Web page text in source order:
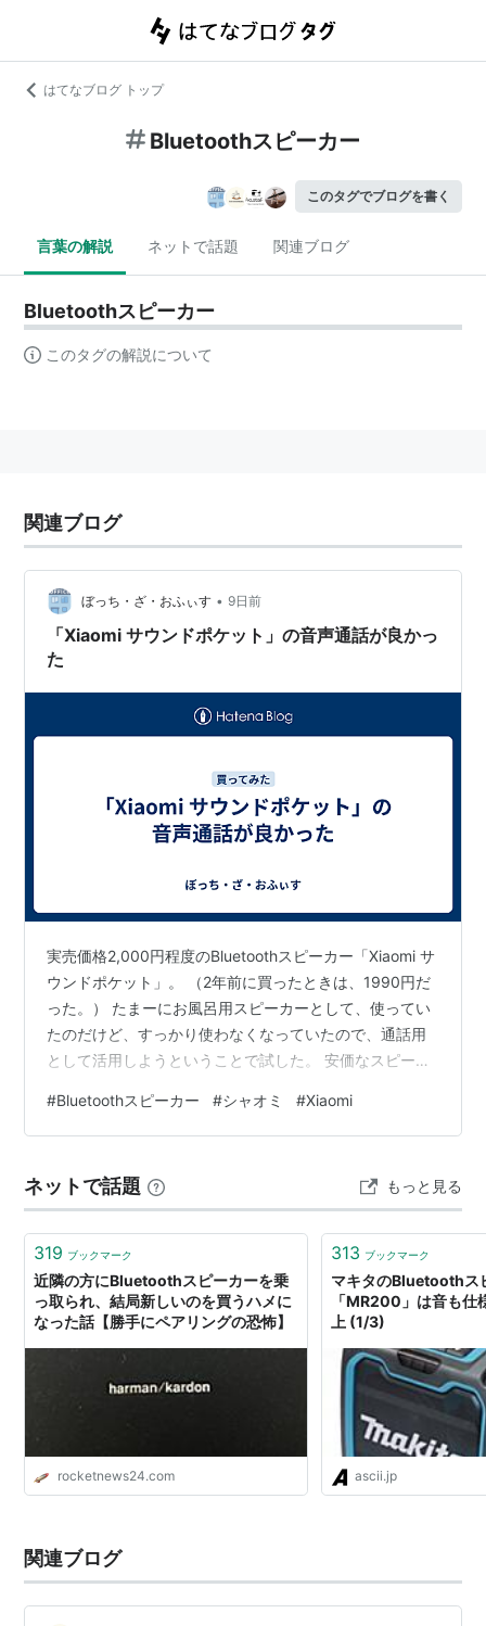
はてなブログ トップ
Bluetoothスピーカー
このタグでブログを書く
言葉の解説 ネットで話題 関連ブログ
Bluetoothスピーカー
このタグの解説について
関連ブログ
ぼっち・ざ・おふぃす • 9日前
「Xiaomi サウンドポケット」の音声通話が良かっ
た
実売価格2,000円程度のBluetoothスピーカー「Xiaomi サ
ウンドポケット」。 （2年前に買ったときは、1990円だ
った。） たまーにお風呂用スピーカーとして、使ってい
たのだけど、すっかり使わなくなっていたので、通話用
として活用しようということで試した。 安価なスピーカ
れほど期待はしていなかった。 ところが、めちゃくちゃ
うるさい窓エアコンの近くでも、快適に通話することが
スピーカーで試した時には「おまけ」だなという感じだ
ったので、2,000円程度と考えると星五つをつけたい…
#Bluetoothスピーカー #シャオミ #Xiaomi
ネットで話題 もっと見る
319 ブックマーク
近隣の方にBluetoothスピーカーを乗
っ取られ、結局新しいのを買うハメに
なった話【勝手にペアリングの恐怖】
rocketnews24.com
313 ブックマーク
マキタのBluetoothス
「MR200」は音も仕
上 (1/3)
ascii.jp
関連ブログ